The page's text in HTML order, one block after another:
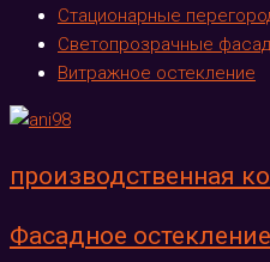
Стационарные
Светопрозрачные
Витражное остекление
производственная
Фасадное